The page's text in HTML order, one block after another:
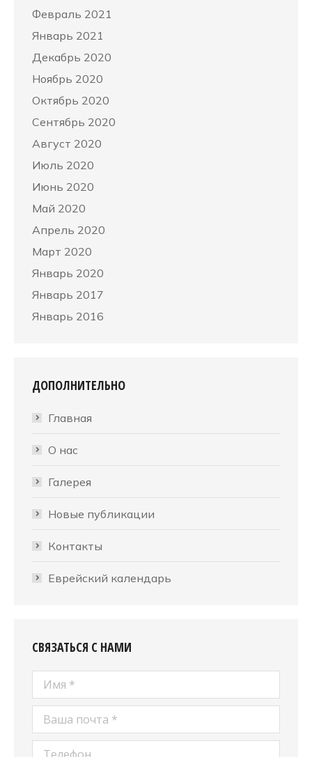
Февраль 2021
Январь 2021
Декабрь 2020
Ноябрь 2020
Октябрь 2020
Сентябрь 2020
Август 2020
Июль 2020
Июнь 2020
Май 2020
Апрель 2020
Март 2020
Январь 2020
Январь 2017
Январь 2016
ДОПОЛНИТЕЛЬНО
Главная
О нас
Галерея
Новые публикации
Контакты
Еврейский календарь
СВЯЗАТЬСЯ С НАМИ
Имя *
Ваша почта *
Телефон